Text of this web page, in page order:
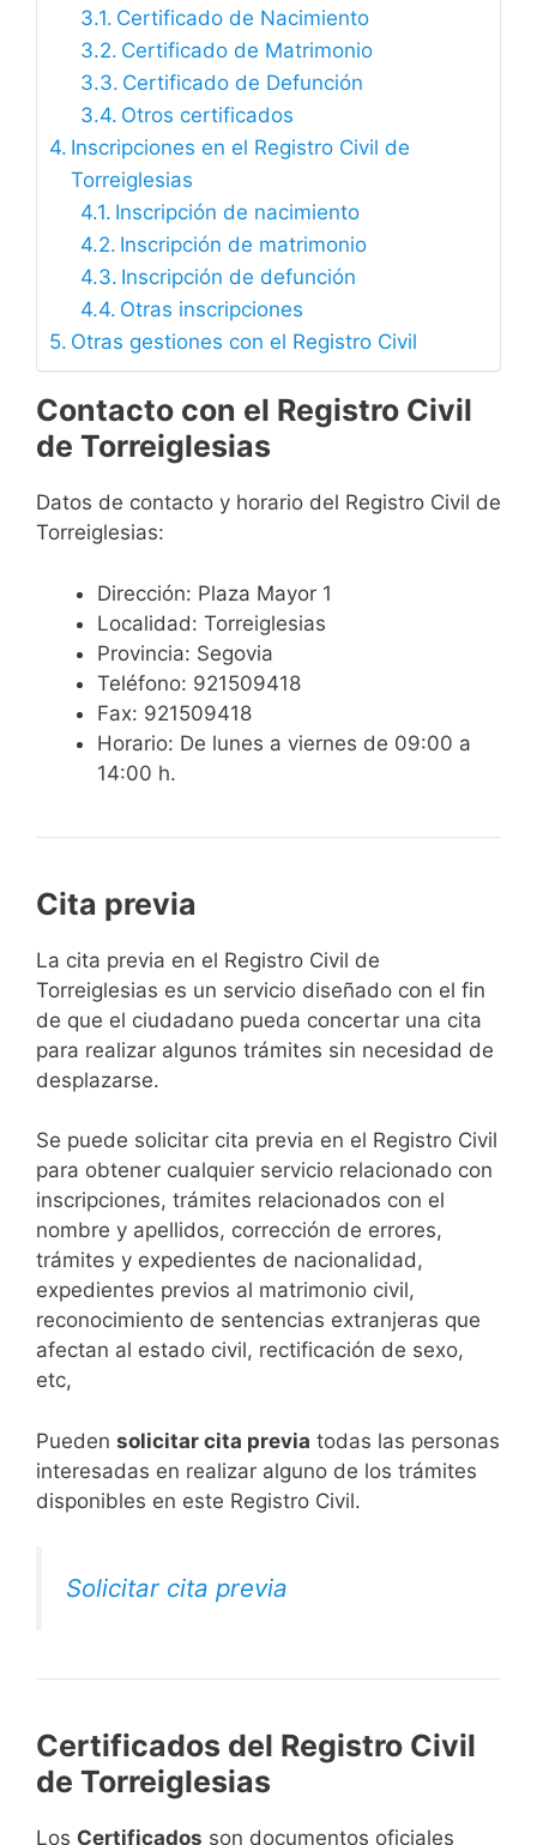
Certificado de Nacimiento
Certificado de Matrimonio
Certificado de Defunción
Otros certificados
Inscripciones en el Registro Civil de
Torreiglesias
Inscripción de nacimiento
Inscripción de matrimonio
Inscripción de defunción
Otras inscripciones
Otras gestiones con el Registro Civil
Contacto con el Registro Civil
de Torreiglesias
Datos de contacto y horario del Registro Civil de
Torreiglesias:
Dirección: Plaza Mayor 1
Localidad: Torreiglesias
Provincia: Segovia
Teléfono: 921509418
Fax: 921509418
Horario: De lunes a viernes de 09:00 a
14:00 h.
Cita previa
​​​​​​​​​​​​​​​​​​​​​​​​​​​​La cita previa en el Registro Civil de
Torreiglesias es un servicio diseñado con el fin
de que el ciudadano pueda concertar una cita
para realizar algunos trámites sin necesidad de
desplazarse.​
Se puede solicitar cita previa en el Registro Civil
para obtener cualquier servicio relacionado con
inscripciones, trámites relacionados con el
nombre y apellidos, corrección de errores,
trámites y expedientes de nacionalidad,
expedientes previos al matrimonio civil,
reconocimiento de sentencias extranjeras que
afectan al estado civil, rectificación de sexo,
etc,
​Pueden solicitar cita previa todas las personas
interesadas en realizar alguno de los trámites
disponibles en este Registro Civil.​
Solicitar cita previa
Certificados del Registro Civil
de Torreiglesias
Los Certificados son documentos oficiales